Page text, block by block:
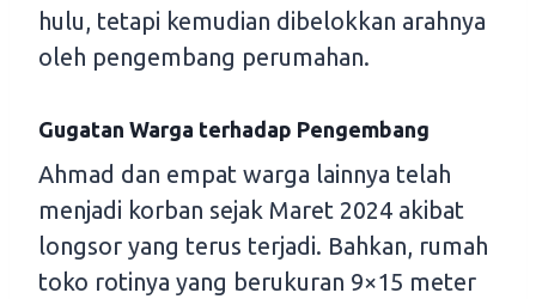
hulu, tetapi kemudian dibelokkan arahnya
oleh pengembang perumahan.
Gugatan Warga terhadap Pengembang
Ahmad dan empat warga lainnya telah
menjadi korban sejak Maret 2024 akibat
longsor yang terus terjadi. Bahkan, rumah
toko rotinya yang berukuran 9×15 meter